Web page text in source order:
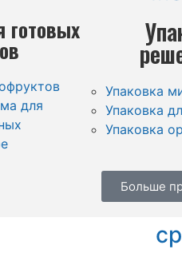
для
Упаковка
Упаковка
Упаковка
Больше
VFH